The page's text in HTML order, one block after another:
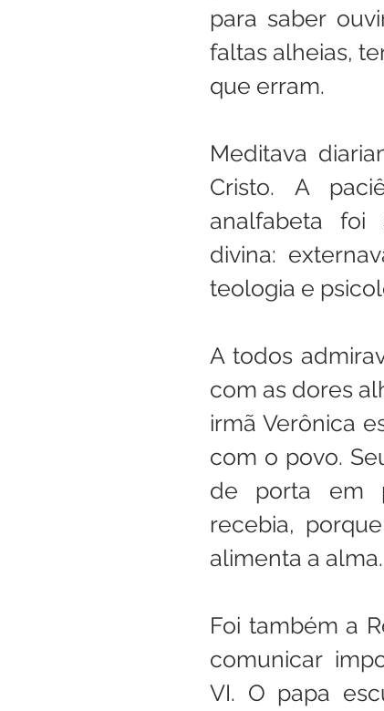
para saber
faltas alheias,
que erram.
Meditava
Cristo. A
analfabeta foi
divina:
teologia e
A todos
com as dores
irmã Verônica
com o povo.
de porta em
recebia,
alimenta a alma.
Foi também a
comunicar
VI. O papa